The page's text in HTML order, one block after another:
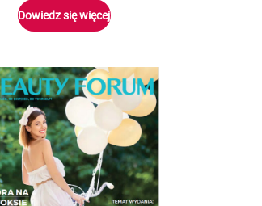
Dowiedz się więcej